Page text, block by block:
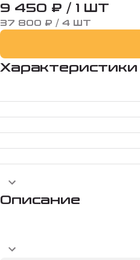
9 450 ₽ / 1 ШТ
37 800 ₽ / 4 ШТ
Характеристики
Описание